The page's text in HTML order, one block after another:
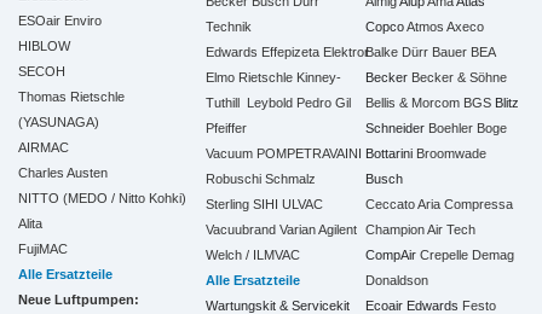
ESOair Enviro
HIBLOW
SECOH
Thomas Rietschle
(YASUNAGA)
AIRMAC
Charles Austen
NITTO (MEDO / Nitto Kohki)
Alita
FujiMAC
Alle Ersatzteile
Neue Luftpumpen:
Technik
Edwards Effepizeta Elektror
Elmo Rietschle Kinney-
Tuthill Leybold Pedro Gil
Pfeiffer
Vacuum POMPETRAVAINI
Robuschi Schmalz
Sterling SIHI ULVAC
Vacuubrand Varian Agilent
Welch / ILMVAC
Alle Ersatzteile
Wartungskit & Servicekit
Copco Atmos Axeco
Balke Dürr Bauer BEA
Becker Becker & Söhne
Bellis & Morcom BGS Blitz
Schneider Boehler Boge
Bottarini Broomwade
Busch
Ceccato Aria Compressa
Champion Air Tech
CompAir Crepelle Demag
Donaldson
Ecoair Edwards Festo